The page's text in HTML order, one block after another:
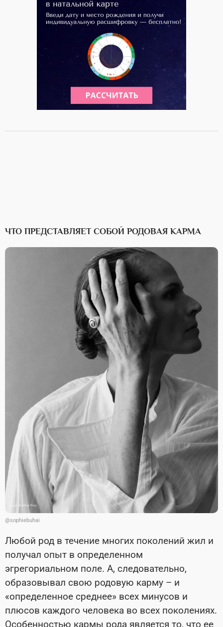
ЧТО ПРЕДСТАВЛЯЕТ СОБОЙ РОДОВАЯ КАРМА
@sophiebuhai
Любой род в течение многих поколений жил и
получал опыт в определенном
эгрегориальном поле. А, следовательно,
образовывал свою родовую карму – и
«определенное среднее» всех минусов и
плюсов каждого человека во всех поколениях.
Особенностью кармы рода является то, что ее